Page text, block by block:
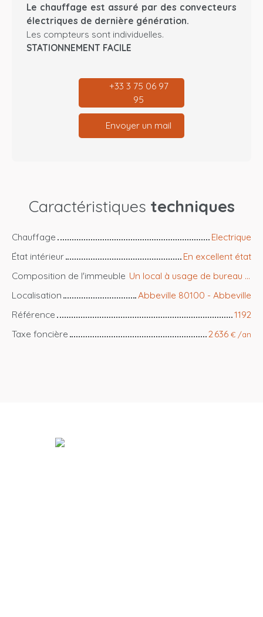
Le chauffage est assuré par des convecteurs
électriques de dernière génération.
Les compteurs sont individuelles.
STATIONNEMENT FACILE
+33 3 75 06 97
95
Envoyer un mail
Caractéristiques techniques
Chauffage
Electrique
État intérieur
En excellent état
Composition de l'immeuble
Un local à usage de bureau au rez de chaussée et un appartement F3 en duplex au premier
Localisation
Abbeville 80100 - Abbeville
Référence
1192
Taxe foncière
2 636 € /an